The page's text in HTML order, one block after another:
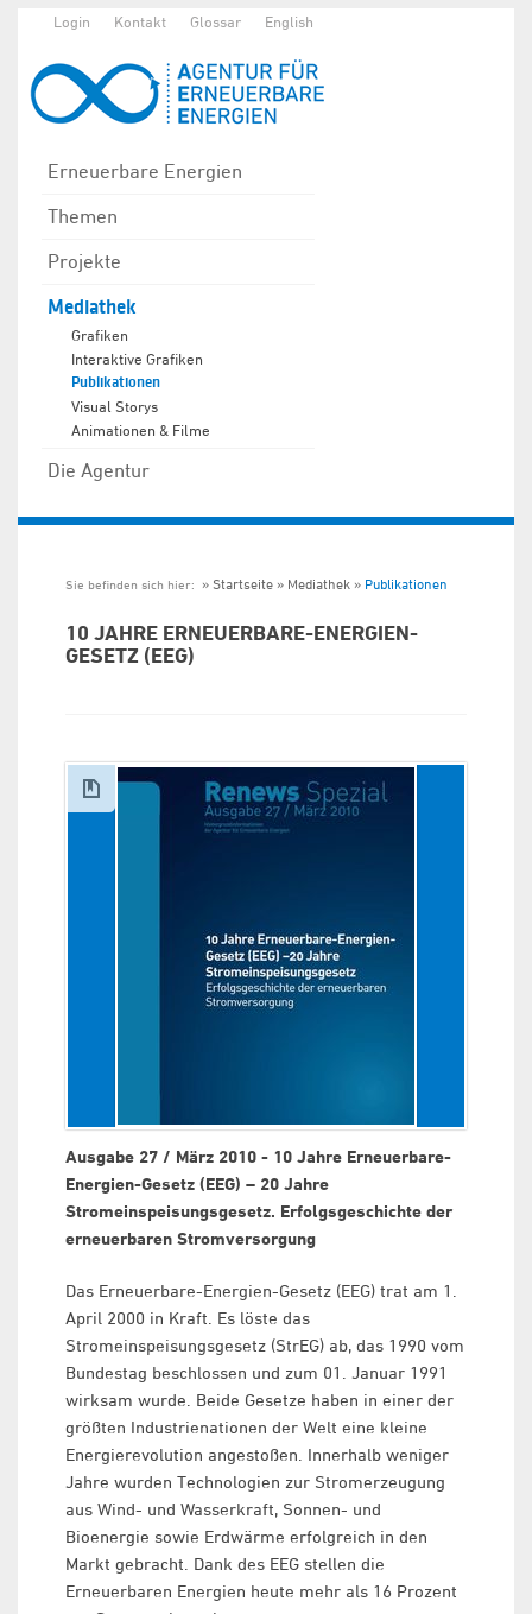
Login Kontakt Glossar English
Erneuerbare Energien
Themen
Projekte
Mediathek
Grafiken
Interaktive Grafiken
Publikationen
Visual Storys
Animationen & Filme
Die Agentur
Sie befinden sich hier: Startseite Mediathek Publikationen
10 JAHRE ERNEUERBARE-ENERGIEN-
GESETZ (EEG)
Ausgabe 27 / März 2010 - 10 Jahre Erneuerbare-
Energien-Gesetz (EEG) – 20 Jahre
Stromeinspeisungsgesetz. Erfolgsgeschichte der
erneuerbaren Stromversorgung
Das Erneuerbare-Energien-Gesetz (EEG) trat am 1.
April 2000 in Kraft. Es löste das
Stromeinspeisungsgesetz (StrEG) ab, das 1990 vom
Bundestag beschlossen und zum 01. Januar 1991
wirksam wurde. Beide Gesetze haben in einer der
größten Industrienationen der Welt eine kleine
Energierevolution angestoßen. Innerhalb weniger
Jahre wurden Technologien zur Stromerzeugung
aus Wind- und Wasserkraft, Sonnen- und
Bioenergie sowie Erdwärme erfolgreich in den
Markt gebracht. Dank des EEG stellen die
Erneuerbaren Energien heute mehr als 16 Prozent